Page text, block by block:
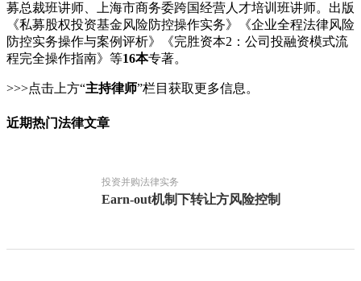
募总裁班讲师、上海市商务委跨国经营人才培训班讲师。出版
《私募股权投资基金风险防控操作实务》《企业全程法律风险
防控实务操作与案例评析》《完胜资本2：公司投融资模式流
程完全操作指南》等16本专著。
>>>点击上方“主持律师”栏目获取更多信息。
近期热门法律文章
投资并购法律实务
Earn-out机制下转让方风险控制